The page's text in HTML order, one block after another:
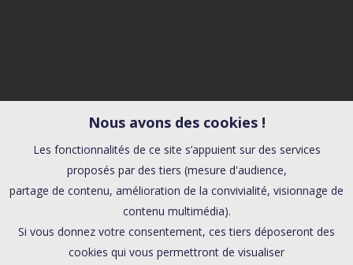
Nous avons des cookies !
Les fonctionnalités de ce site s’appuient sur des services
proposés par des tiers (mesure d'audience,
partage de contenu, amélioration de la convivialité, visionnage de
contenu multimédia).
Si vous donnez votre consentement, ces tiers déposeront des
cookies qui vous permettront de visualiser